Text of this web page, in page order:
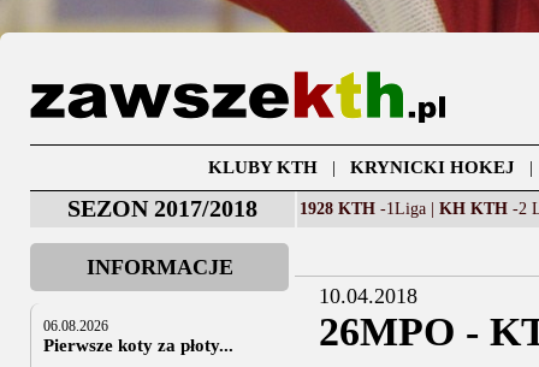
KLUBY KTH| KRYNICKI HOKEJ
SEZON 2017/2018 1928 KTH -1Liga | KH KTH -2
INFORMACJE
06.08.2026
Pierwsze koty za płoty...
10.04.2018
26MPO -